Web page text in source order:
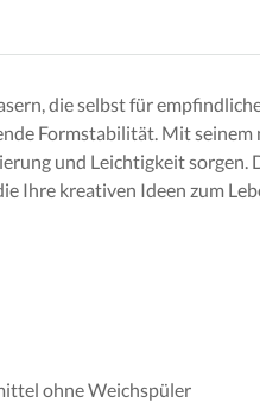
die selbst für
Formstabilität. Mit
und Leichtigkeit
Ihre kreativen Ideen zum
ohne Weichspüler